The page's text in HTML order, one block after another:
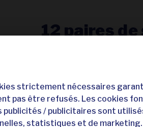
12 paires
pour
24,9549,95
Douceur soyeuse et
strictement nécessaires
pas être refusés. Les cookies
/ publicitaires sont
statistiques et de marketing.